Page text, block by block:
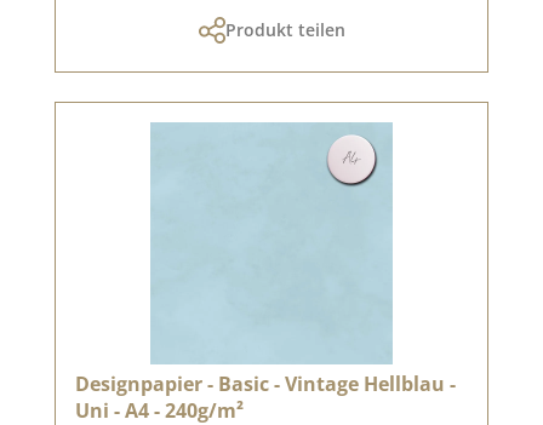
Produkt teilen
Designpapier - Basic - Vintage Hellblau -
Uni - A4 - 240g/m²